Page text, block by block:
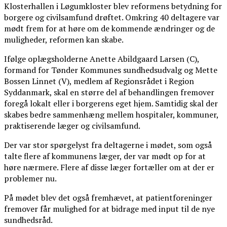
Klosterhallen i Løgumkloster blev reformens betydning for
borgere og civilsamfund drøftet. Omkring 40 deltagere var
mødt frem for at høre om de kommende ændringer og de
muligheder, reformen kan skabe.
Ifølge oplægsholderne Anette Abildgaard Larsen (C),
formand for Tønder Kommunes sundhedsudvalg og Mette
Bossen Linnet (V), medlem af Regionsrådet i Region
Syddanmark, skal en større del af behandlingen fremover
foregå lokalt eller i borgerens eget hjem. Samtidig skal der
skabes bedre sammenhæng mellem hospitaler, kommuner,
praktiserende læger og civilsamfund.
Der var stor spørgelyst fra deltagerne i mødet, som også
talte flere af kommunens læger, der var mødt op for at
høre nærmere. Flere af disse læger fortæller om at der er
problemer nu.
På mødet blev det også fremhævet, at patientforeninger
fremover får mulighed for at bidrage med input til de nye
sundhedsråd.